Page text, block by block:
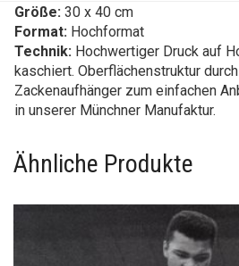
Größe: 30 x 40 cm
Format: Hochformat
Technik: Hochwertiger Druck auf
kaschiert. Oberflächenstruktur
Zackenaufhänger zum einfachen
in unserer Münchner Manufaktur.
Ähnliche Produkte